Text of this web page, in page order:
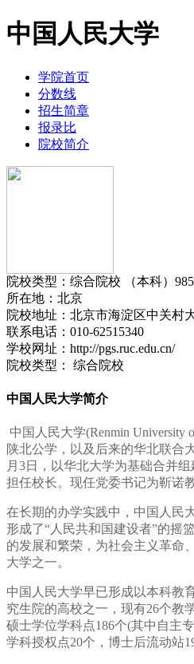
中国人民大学
学院首页
分数线
招生简章
报录比
院校简介
院校类型： 综合院校 （本科）
所在地： 北京
院校地址： 北京市海淀区中关村
联系电话： 010-62515340
学校网址： http://pgs.ruc.edu.cn/
院校类型：
综合院校
中国人民大学简介
中国人民大学(Renmin
陕北公学，以及后来的华北联合
月3日，以华北大学为基础合并
担任校长。现任党委书记为靳诺
在长期的办学实践中，中国人民
形成了“人民共和国建设者”的摇
的发展和繁荣，为社会主义革命
大学之一。
中国人民大学早已形成以本科教
究生院的高校之一，现有26个教
硕士学位学科点186个(其中自主
学科授权点20个，博士后流动站